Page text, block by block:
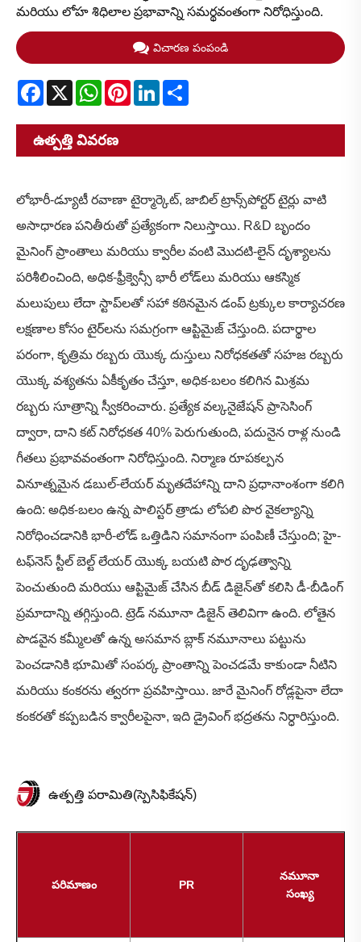
మరియు లోహ శిధిలాల ప్రభావాన్ని సమర్థవంతంగా నిరోధిస్తుంది.
విచారణ పంపండి
Facebook
X WhatsApp
PinterestLinkedIn
ఉత్పత్తి వివరణ
లోభారీ-డ్యూటీ రవాణా టైర్మార్కెట్, జాబిల్ ట్రాన్స్‌పోర్టర్ టైర్లు వాటి
అసాధారణ పనితీరుతో ప్రత్యేకంగా నిలుస్తాయి. R&D బృందం
మైనింగ్ ప్రాంతాలు మరియు క్వారీల వంటి మొదటి-లైన్ దృశ్యాలను
పరిశీలించింది, అధిక-ఫ్రీక్వెన్సీ భారీ లోడ్‌లు మరియు ఆకస్మిక
మలుపులు లేదా స్టాప్‌లతో సహా కఠినమైన డంప్ ట్రక్కుల కార్యాచరణ
లక్షణాల కోసం టైర్‌లను సమగ్రంగా ఆప్టిమైజ్ చేస్తుంది. పదార్థాల
పరంగా, కృత్రిమ రబ్బరు యొక్క దుస్తులు నిరోధకతతో సహజ రబ్బరు
యొక్క వశ్యతను ఏకీకృతం చేస్తూ, అధిక-బలం కలిగిన మిశ్రమ
రబ్బరు సూత్రాన్ని స్వీకరించారు. ప్రత్యేక వల్కనైజేషన్ ప్రాసెసింగ్
ద్వారా, దాని కట్ నిరోధకత 40% పెరుగుతుంది, పదునైన రాళ్ల నుండి
గీతలు ప్రభావవంతంగా నిరోధిస్తుంది. నిర్మాణ రూపకల్పన
వినూత్నమైన డబుల్-లేయర్ మృతదేహాన్ని దాని ప్రధానాంశంగా కలిగి
ఉంది: అధిక-బలం ఉన్న పాలిస్టర్ త్రాడు లోపలి పొర వైకల్యాన్ని
నిరోధించడానికి భారీ-లోడ్ ఒత్తిడిని సమానంగా పంపిణీ చేస్తుంది; హై-
టఫ్‌నెస్ స్టీల్ బెల్ట్ లేయర్ యొక్క బయటి పొర దృఢత్వాన్ని
పెంచుతుంది మరియు ఆప్టిమైజ్ చేసిన బీడ్ డిజైన్‌తో కలిసి డీ-బీడింగ్
ప్రమాదాన్ని తగ్గిస్తుంది. ట్రెడ్ నమూనా డిజైన్ తెలివిగా ఉంది. లోతైన
పొడవైన కమ్మీలతో ఉన్న అసమాన బ్లాక్ నమూనాలు పట్టును
పెంచడానికి భూమితో సంపర్క ప్రాంతాన్ని పెంచడమే కాకుండా నీటిని
మరియు కంకరను త్వరగా ప్రవహిస్తాయి. జారే మైనింగ్ రోడ్లపైనా లేదా
కంకరతో కప్పబడిన క్వారీలపైనా, ఇది డ్రైవింగ్ భద్రతను నిర్ధారిస్తుంది.
ఉత్పత్తి పరామితి(స్పెసిఫికేషన్)
పరిమాణం PR
నమూనా
సంఖ్య